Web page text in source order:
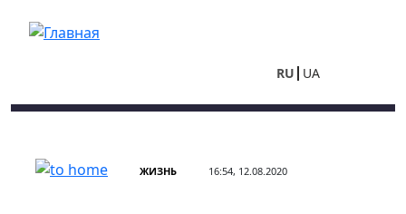
RU UA
ЖИЗНЬ 16:54, 12.08.2020